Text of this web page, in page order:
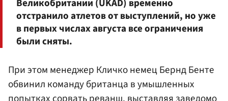
Великобритании (UKAD) временно
отстранило атлетов от выступлений, но уже
в первых числах августа все ограничения
были сняты.
При этом менеджер Кличко немец Бернд Бенте
обвинил команду британца в умышленных